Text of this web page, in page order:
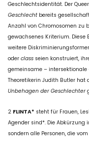
Geschlechtsidentität. Der
Geschlecht bereits
Anzahl von Chromosomen zu
gewachsenes Kriterium.
weitere
oderclass seien konstruiert,
gemeinsame –
Theoretikerin Judith Butler
Unbehagen der Geschlechter
2 FLINTA* steht für Frauen,
Agender sind*. Die
sondern alle Personen, die